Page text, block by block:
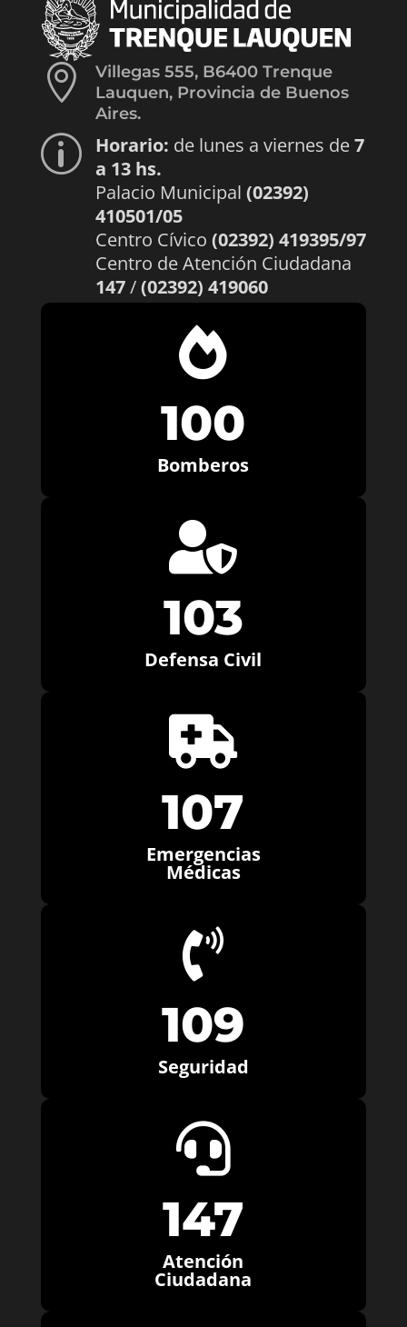

Villegas 555, B6400 Trenque
Lauquen, Provincia de Buenos
Aires.
p Horario: de lunes a viernes de7
a 13 hs.
Palacio Municipal (02392)
410501/05
Centro Cívico (02392) 419395/97
Centro de Atención Ciudadana
147/(02392) 419060

100
Bomberos

103
Defensa Civil

107
Emergencias
Médicas

109
Seguridad

147
Atención
Ciudadana